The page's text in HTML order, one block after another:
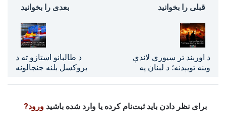
قبلی را بخوانید
د اوربند تر سیوري لاندې
وینه تویېدنه؛ د لبنان په
بریدونو له امله۶تنه وژل
بعدی را بخوانید
د طالبانو استازو ته د
بروکسل بلنه جنجالونه
سیاستوال او د بشري
برای نظر دادن باید ثبت‌نام کرده یا وارد شده باشیدورود?